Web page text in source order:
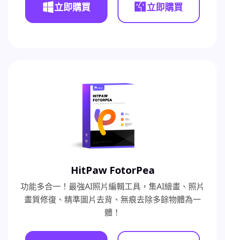
立即購買 立即購買
HitPaw FotorPea
功能多合一！最強AI照片編輯工具，集AI繪畫、照片
畫質修復、精準圖片去背、無痕去除多餘物體為一
體！